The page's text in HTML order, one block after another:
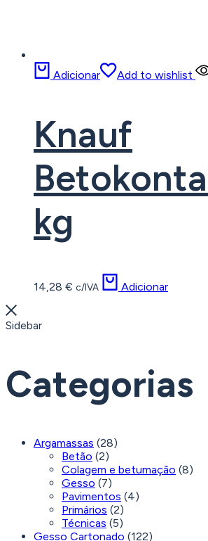
Adicionar Add to wishlist
Knauf
kg
14,28 € c/IVA Adicionar
Sidebar
Categorias
Argamassas (28)
Betão (2)
Colagem e betumação (8)
Gesso (7)
Pavimentos (4)
Primários (2)
Técnicas (5)
Gesso Cartonado (122)